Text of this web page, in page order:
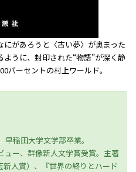
があろうと――〈古い夢〉が奥まった
うに、封印された“物語”が深く静
パーセントの村上ワールド。
稲田大学文学部卒業。
ュー、群像新人文学賞受賞。主著
人賞）、『世界の終りとハード